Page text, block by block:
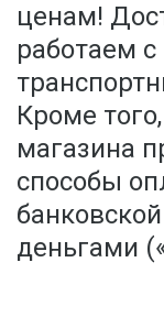
ценам!
работаем
Кроме
магазина
способы
деньгами